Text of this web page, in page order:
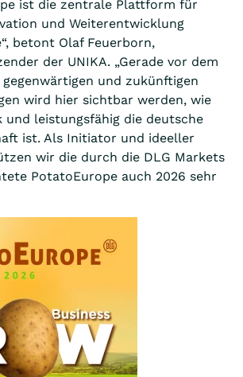
ist die zentrale Plattform für
und Weiterentwicklung
betont Olaf Feuerborn,
der UNIKA. „Gerade vor dem
und zukünftigen
wird hier sichtbar werden, wie
und leistungsfähig die deutsche
ist. Als Initiator und ideeller
wir die durch die DLG Markets
PotatoEurope auch 2026 sehr